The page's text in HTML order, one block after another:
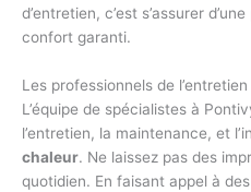
d’entretien, c’est s’assurer
confort garanti.
Les professionnels de
L’équipe de spécialistes à
l’entretien, la maintenance, et
chaleur. Ne laissez pas des
quotidien. En faisant appel à